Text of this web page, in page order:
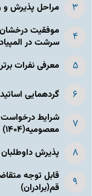
مراحل پذیرش و
موفقیت
سرشت در
معرفی نفرات
گردهمایی
شرایط
معصومیه(۱۴۰۴)
پذیرش داوطلبان
قابل توجه
قم(برادران)